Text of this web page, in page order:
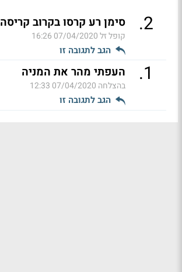
2
. סימן רע קרסו בקרוב קריסה
קופל זל07/04/2020 16:26
הגב לתגובה זו
1
. העפתי מהר את המניה
בהצלחה 07/04/2020 12:33
הגב לתגובה זו